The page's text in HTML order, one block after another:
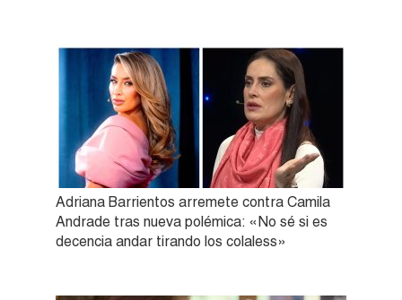
Adriana Barrientos arremete contra Camila
Andrade tras nueva polémica: «No sé si es
decencia andar tirando los colaless»